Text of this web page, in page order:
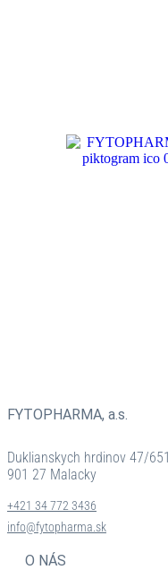
FYTOPHARMA, a.s.
Duklianskych hrdinov 47/651
901 27 Malacky
+421 34 772 3436
info@fytopharma.sk
O NÁS